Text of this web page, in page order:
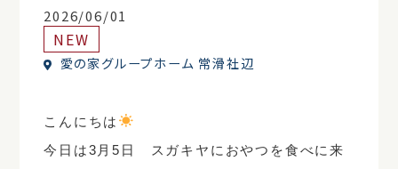
2026/06/01
NEW
愛の家グループホーム 常滑社辺
こんにちは
今日は3月5日 スガキヤにおやつを食べに来